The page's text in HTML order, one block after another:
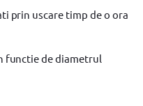
prin uscare timp de o ora
functie de diametrul